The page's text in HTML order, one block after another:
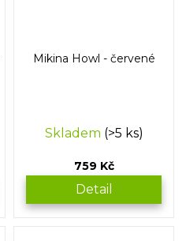
Mikina Howl - červené
Skladem (>5 ks)
759 Kč
Detail